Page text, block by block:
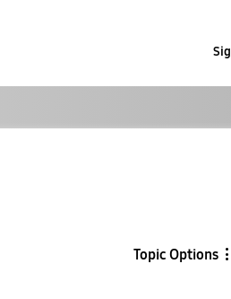
Topic Options